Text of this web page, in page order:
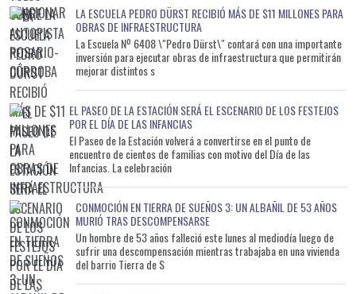
LA ESCUELA PEDRO DÜRST RECIBIÓ MÁS DE $11 MILLONES PARA
OBRAS DE INFRAESTRUCTURA
La Escuela Nº 6408 \"Pedro Dürst\" contará con una importante
inversión para ejecutar obras de infraestructura que permitirán
mejorar distintos s
EL PASEO DE LA ESTACIÓN SERÁ EL ESCENARIO DE LOS FESTEJOS
POR EL DÍA DE LAS INFANCIAS
El Paseo de la Estación volverá a convertirse en el punto de
encuentro de cientos de familias con motivo del Día de las
Infancias. La celebración
CONMOCIÓN EN TIERRA DE SUEÑOS 3: UN ALBAÑIL DE 53 AÑOS
MURIÓ TRAS DESCOMPENSARSE
Un hombre de 53 años falleció este lunes al mediodía luego de
sufrir una descompensación mientras trabajaba en una vivienda
del barrio Tierra de S